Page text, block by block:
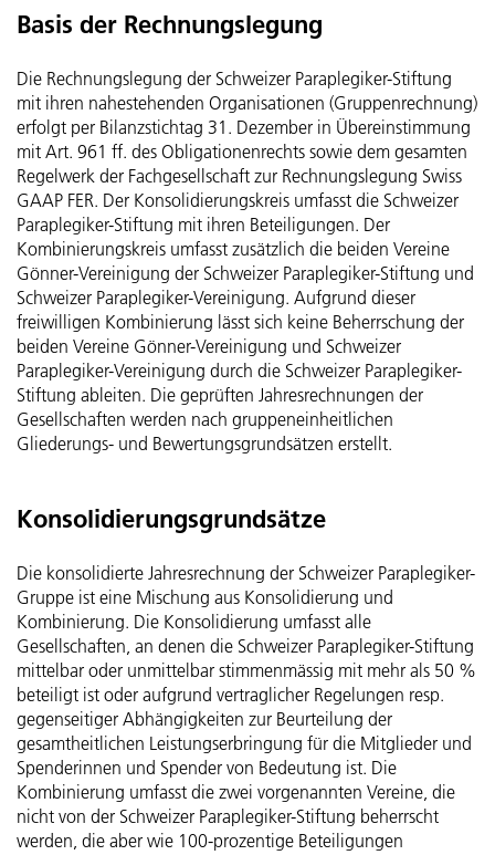
Erläuterungen
Bericht der Revisionsstelle
Fokus Ressourcen
Fokus Menschen
Fokus Management
GRI-Index
Risikomanagement und internes Kontrollsystem
Revision
Externe Aufsicht
Informationspolitik
Personenregister
Basis der Rechnungslegung
Die Rechnungslegung der Schweizer Paraplegiker-Stiftung
mit ihren nahestehenden Organisationen (Gruppenrechnung)
erfolgt per Bilanzstichtag 31. Dezember in Übereinstimmung
mit Art. 961 ff. des Obligationenrechts sowie dem gesamten
Regelwerk der Fachgesellschaft zur Rechnungslegung Swiss
GAAP FER. Der Konsolidierungskreis umfasst die Schweizer
Paraplegiker-Stiftung mit ihren Beteiligungen. Der
Kombinierungskreis umfasst zusätzlich die beiden Vereine
Gönner-Vereinigung der Schweizer Paraplegiker-Stiftung und
Schweizer Paraplegiker-Vereinigung. Aufgrund dieser
freiwilligen Kombinierung lässt sich keine Beherrschung der
beiden Vereine Gönner-Vereinigung und Schweizer
Paraplegiker-Vereinigung durch die Schweizer Paraplegiker-
Stiftung ableiten. Die geprüften Jahresrechnungen der
Gesellschaften werden nach gruppeneinheitlichen
Gliederungs- und Bewertungsgrundsätzen erstellt.
Konsolidierungs­grundsätze
Die konsolidierte Jahresrechnung der Schweizer Paraplegiker-
Gruppe ist eine Mischung aus Konsolidierung und
Kombinierung. Die Konsolidierung umfasst alle
Gesellschaften, an denen die Schweizer Paraplegiker-Stiftung
mittelbar oder unmittelbar stimmenmässig mit mehr als 50 %
beteiligt ist oder aufgrund vertraglicher Regelungen resp.
gegenseitiger Abhängigkeiten zur Beurteilung der
gesamtheitlichen Leistungserbringung für die Mitglieder und
Spenderinnen und Spender von Bedeutung ist. Die
Kombinierung umfasst die zwei vorgenannten Vereine, die
nicht von der Schweizer Paraplegiker-Stiftung beherrscht
werden, die aber wie 100-prozentige Beteiligungen